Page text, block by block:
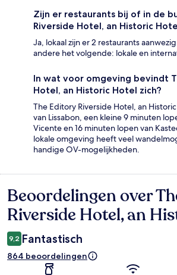
Zijn er restaurants bij of in de
Riverside Hotel, an Historic
Ja, lokaal zijn er 2 restaurants
andere het volgende: lokale en
In wat voor omgeving bevindt
Hotel, an Historic Hotel zich?
The Editory Riverside Hotel, an
van Lissabon, een kleine 9 minuten
Vicente en 16 minuten lopen van
lokale omgeving heeft veel
handige OV-mogelijkheden.
Beoordelingen
Beoordelingen over
Riverside Hotel, an
9,2 Fantastisch
864 beoordelingen